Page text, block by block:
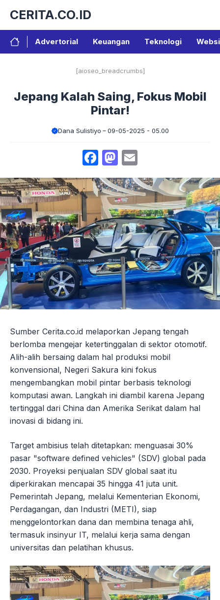
isi
CERITA.CO.ID
Advertorial Keuangan Teknologi
[aioseo_breadcrumbs]
Jepang Kalah Saing, Fokus Mobil
Pintar!
Dana Sulistiyo 09-05-2025 - 05.00
Facebook
Mastodon
Sumber Cerita.co.id melaporkan Jepang tengah
berlomba mengejar ketertinggalan di sektor otomotif.
Alih-alih bersaing dalam hal produksi mobil
konvensional, Negeri Sakura kini fokus
mengembangkan mobil pintar berbasis teknologi
komputasi awan. Langkah ini diambil karena Jepang
tertinggal dari China dan Amerika Serikat dalam hal
inovasi di bidang ini.
Target ambisius telah ditetapkan: menguasai 30%
pasar "software defined vehicles" (SDV) global pada
2030. Proyeksi penjualan SDV global saat itu
diperkirakan mencapai 35 hingga 41 juta unit.
Pemerintah Jepang, melalui Kementerian Ekonomi,
Perdagangan, dan Industri (METI), siap
menggelontorkan dana dan membina tenaga ahli,
termasuk insinyur IT, melalui kerja sama dengan
universitas dan pelatihan khusus.